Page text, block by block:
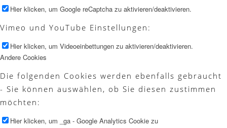
Hier klicken, um Google reCaptcha zu aktivieren/deaktivieren.
Vimeo und YouTube Einstellungen:
Hier klicken, um Videoeinbettungen zu aktivieren/deaktivieren.
Andere Cookies
Die folgenden Cookies werden ebenfalls gebraucht
- Sie können auswählen, ob Sie diesen zustimmen
möchten:
Hier klicken, um _ga - Google Analytics Cookie zu